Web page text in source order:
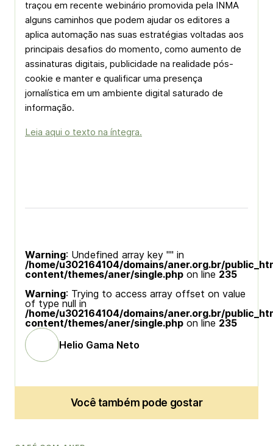
traçou em recente webinário promovida pela INMA
alguns caminhos que podem ajudar os editores a
aplica automação nas suas estratégias voltadas aos
principais desafios do momento, como aumento de
assinaturas digitais, publicidade na realidade pós-
cookie e manter e qualificar uma presença
jornalística em um ambiente digital saturado de
informação.
Leia aqui o texto na íntegra.
Warning: Undefined array key "" in
/home/u302164104/domains/aner.org.br/
content/themes/aner/single.php on line 235
Warning: Trying to access array offset on value
of type null in
/home/u302164104/domains/aner.org.br/
content/themes/aner/single.php on line 235
Helio Gama Neto
Você também pode gostar